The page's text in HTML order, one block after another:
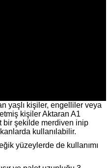
yaşlı kişiler, engelliler veya
kişiler Aktaran A1
bir şekilde merdiven inip
kullanılabilir.
yüzeylerde de kullanımı